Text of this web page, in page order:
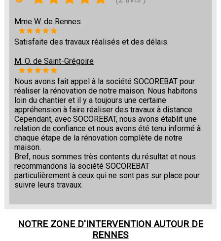
Mme W. de Rennes
Satisfaite des travaux réalisés et des délais.
M. O. de Saint-Grégoire
Nous avons fait appel à la société SOCOREBAT pour
réaliser la rénovation de notre maison. Nous habitons
loin du chantier et il y a toujours une certaine
appréhension à faire réaliser des travaux à distance.
Cependant, avec SOCOREBAT, nous avons établit une
relation de confiance et nous avons été tenu informé à
chaque étape de la rénovation complète de notre
maison.
Bref, nous sommes très contents du résultat et nous
recommandons la société SOCOREBAT
particulièrement à ceux qui ne sont pas sur place pour
suivre leurs travaux.
NOTRE ZONE D'INTERVENTION AUTOUR DE
RENNES